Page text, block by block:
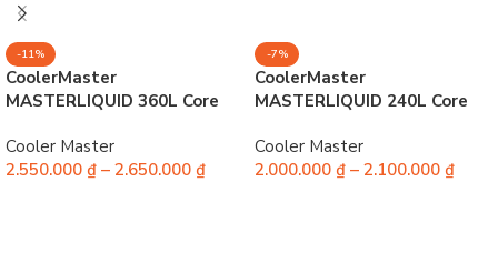
-11%
CoolerMaster
MASTERLIQUID 360L Core
Cooler Master
2.550.000 ₫ – 2.650.000 ₫
-7%
CoolerMaster
MASTERLIQUID 240L Core
Cooler Master
2.000.000 ₫ – 2.100.000 ₫